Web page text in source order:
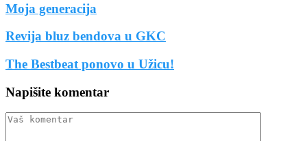
Moja generacija
Revija bluz bendova u GKC
The Bestbeat ponovo u Užicu!
Napišite komentar